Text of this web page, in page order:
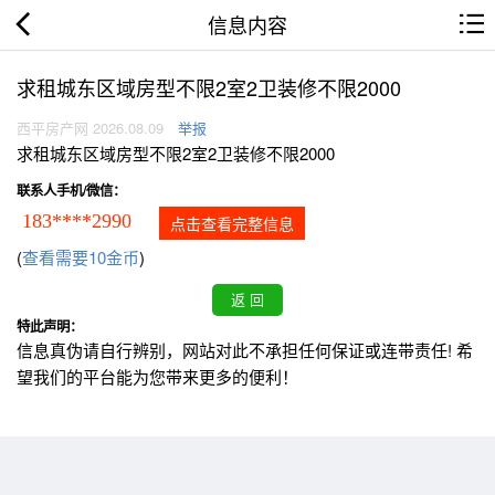
信息内容
求租城东区域房型不限2室2卫装修不限2000
西平房产网 2026.08.09 举报
求租城东区域房型不限2室2卫装修不限2000
联系人手机/微信：
183****2990 点击查看完整信息
(查看需要10金币)
特此声明：
信息真伪请自行辨别，网站对此不承担任何保证或连带责任! 希
望我们的平台能为您带来更多的便利！